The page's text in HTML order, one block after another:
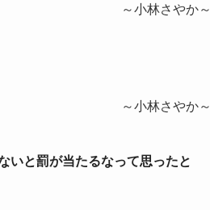
～小林さやか～
～小林さやか～
いと罰が当たるなって思ったと